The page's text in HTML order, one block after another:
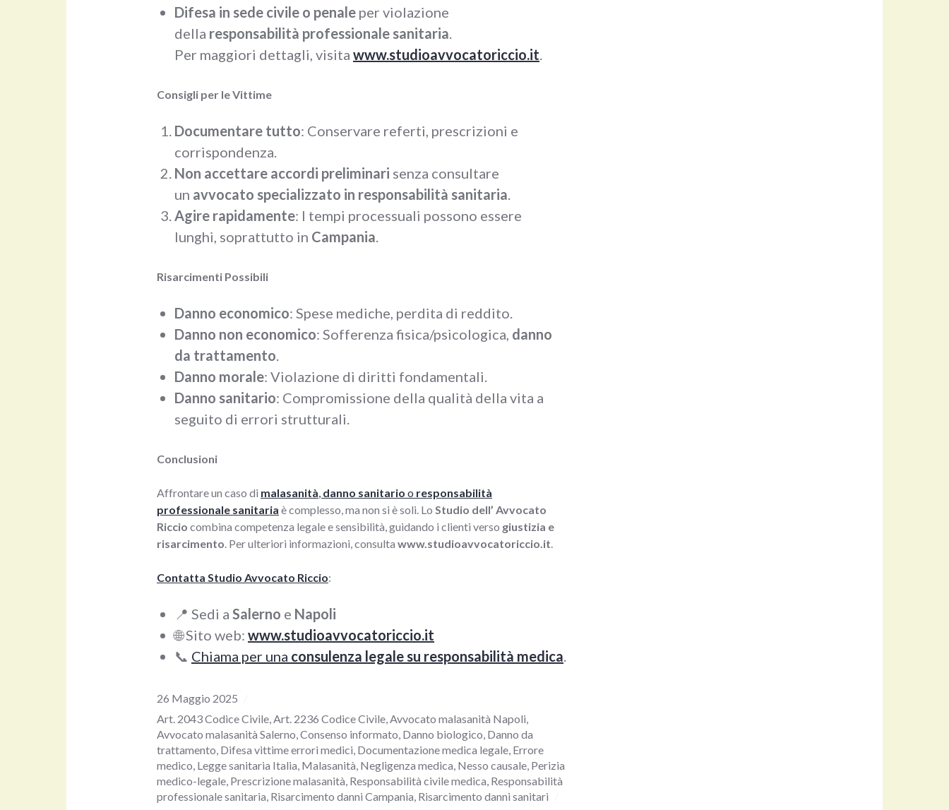
Difesa in sede civile o penaleper violazione
della responsabilità professionale sanitaria.
Per maggiori dettagli, visita www.studioavvocatoriccio.it.
Consigli per le Vittime
Documentare tutto: Conservare referti, prescrizioni e
corrispondenza.
Non accettare accordi preliminari senza consultare
un avvocato specializzato in responsabilità sanitaria.
Agire rapidamente: I tempi processuali possono essere
lunghi, soprattutto in Campania.
Risarcimenti Possibili
Danno economico: Spese mediche, perdita di reddito.
Danno non economico: Sofferenza fisica/psicologica, danno
da trattamento.
Danno morale: Violazione di diritti fondamentali.
Danno sanitario: Compromissione della qualità della vita a
seguito di errori strutturali.
Conclusioni
Affrontare un caso di malasanità, danno sanitario o responsabilità
professionale sanitaria è complesso, ma non si è soli. Lo Studio dell’ Avvocato
Riccio combina competenza legale e sensibilità, guidando i clienti verso giustizia e
risarcimento. Per ulteriori informazioni, consulta www.studioavvocatoriccio.it.
Contatta Studio Avvocato Riccio:
📍 Sedi a Salerno e Napoli
🌐 Sito web: www.studioavvocatoriccio.it
📞 Chiama per una consulenza legale su responsabilità medica.
26 Maggio 2025
Art. 2043 Codice Civile,Art. 2236 Codice Civile,Avvocato malasanità Napoli,
Avvocato malasanità Salerno,Consenso informato, Danno biologico, Danno da
trattamento, Difesa vittime errori medici, Documentazione medica legale, Errore
medico, Legge sanitaria Italia, Malasanità, Negligenza medica, Nesso causale, Perizia
medico-legale, Prescrizione malasanità, Responsabilità civile medica, Responsabilità
professionale sanitaria, Risarcimento danni Campania, Risarcimento danni sanitari